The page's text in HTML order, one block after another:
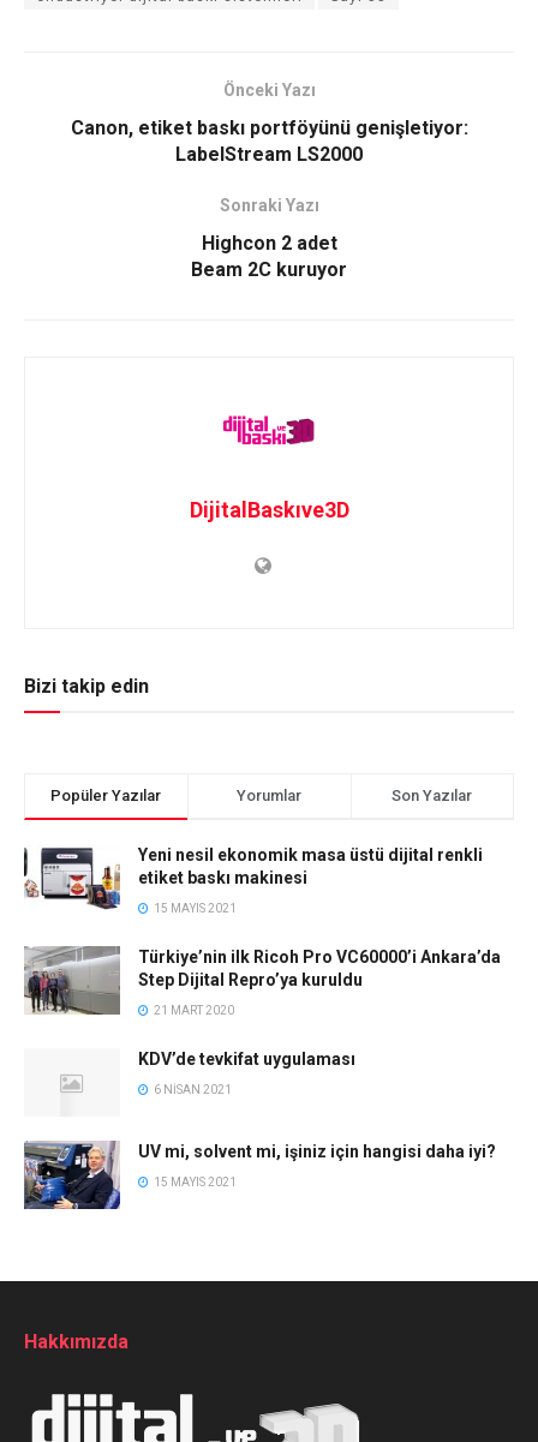
Önceki Yazı
Canon, etiket baskı portföyünü genişletiyor:
LabelStream LS2000
Sonraki Yazı
Highcon 2 adet
Beam 2C kuruyor
DijitalBaskıve3D
Bizi takip edin
Popüler Yazılar Yorumlar Son Yazılar
Yeni nesil ekonomik masa üstü dijital renkli
etiket baskı makinesi
15 MAYIS 2021
Türkiye’nin ilk Ricoh Pro VC60000’i Ankara’da
Step Dijital Repro’ya kuruldu
21 MART 2020
KDV’de tevkifat uygulaması
6 NISAN 2021
UV mi, solvent mi, işiniz için hangisi daha iyi?
15 MAYIS 2021
Hakkımızda